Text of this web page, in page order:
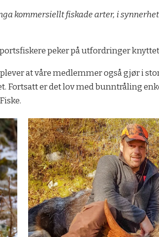
kommersiellt fiskade arter, i
peker på utfordringer
at våre medlemmer også gjør i
er det lov med bunntråling